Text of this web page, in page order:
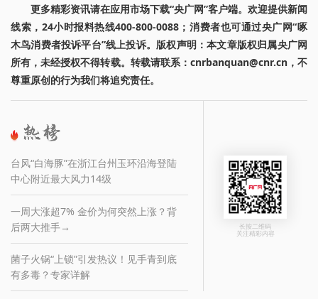
更多精彩资讯请在应用市场下载“央广网”客户端。欢迎提供新闻
线索，24小时报料热线400-800-0088；消费者也可通过央广网“啄
木鸟消费者投诉平台”线上投诉。版权声明：本文章版权归属央广网
所有，未经授权不得转载。转载请联系：cnrbanquan@cnr.cn，不
尊重原创的行为我们将追究责任。
台风“白海豚”在浙江台州玉环沿海登陆
中心附近最大风力14级
一周大涨超7% 金价为何突然上涨？背
后两大推手→
菌子火锅“上锁”引发热议！见手青到底
有多毒？专家详解
长按二维码
关注精彩内容